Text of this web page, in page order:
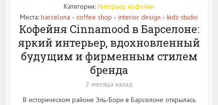
Категории: Интерьер кофейни
Места: barcelona • coffee shop • interior design • kidz-studio
Кофейня Cinnamood в Барселоне:
яркий интерьер, вдохновленный
будущим и фирменным стилем
бренда
2 месяца назад
В историческом районе Эль-Борн в Барселоне открылась